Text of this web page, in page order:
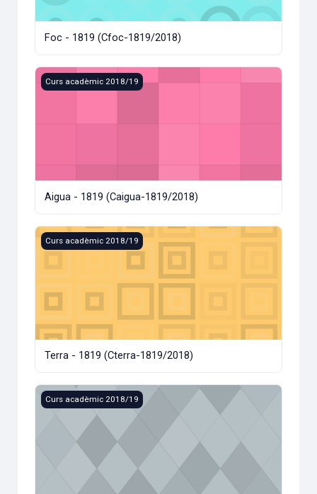
Foc - 1819 (Cfoc-1819/2018)
Aigua - 1819 (Caigua-1819/2018)
Curs acadèmic 2018/19
Aigua - 1819 (Caigua-1819/2018)
Terra - 1819 (Cterra-1819/2018)
Curs acadèmic 2018/19
Terra - 1819 (Cterra-1819/2018)
Curs&amp;concurs de borsa - 2n semestre (CSLM53/2018)
Curs acadèmic 2018/19